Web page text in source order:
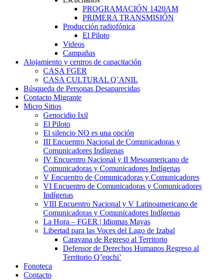
PROGRAMACIÓN 1420AM
PRIMERA TRANSMISIÓN
Producción radiofónica
El Piloto
Videos
Campañas
Alojamiento y centros de capacitación
CASA FGER
CASA CULTURAL Q’ANIL
Búsqueda de Personas Desaparecidas
Contacto Migrante
Micro Sitios
Genocidio Ixil
El Piloto
El silencio NO es una opción
III Encuentro Nacional de Comunicadoras y
Comunicadores Indígenas
IV Encuentro Nacional y II Mesoamericano de
Comunicadoras y Comunicadores Indígenas
V Encuentro de Comunicadoras y Comunicadores
VI Encuentro de Comunicadoras y Comunicadores
Indígenas
VIII Encuentro Nacional y V Latinoamericano de
Comunicadoras y Comunicadores Indígenas
La Hora – FGER | Idiomas Mayas
Libertad para las Voces del Lago de Izabal
Caravana de Regreso al Territorio
Defensor de Derechos Humanos Regreso al
Territorio Q’eqchi’
Fonoteca
Contacto